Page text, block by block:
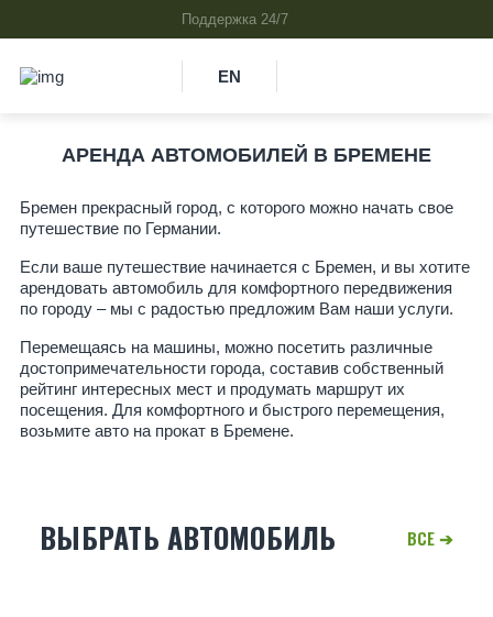
EN
АРЕНДА АВТОМОБИЛЕЙ В БРЕМЕНЕ
Бремен прекрасный город, с которого можно начать свое
путешествие по Германии.
Если ваше путешествие начинается с Бремен, и вы хотите
арендовать автомобиль для комфортного передвижения
по городу – мы с радостью предложим Вам наши услуги.
Перемещаясь на машины, можно посетить различные
достопримечательности города, составив собственный
рейтинг интересных мест и продумать маршрут их
посещения. Для комфортного и быстрого перемещения,
возьмите авто на прокат в Бремене.
ВЫБРАТЬ АВТОМОБИЛЬ